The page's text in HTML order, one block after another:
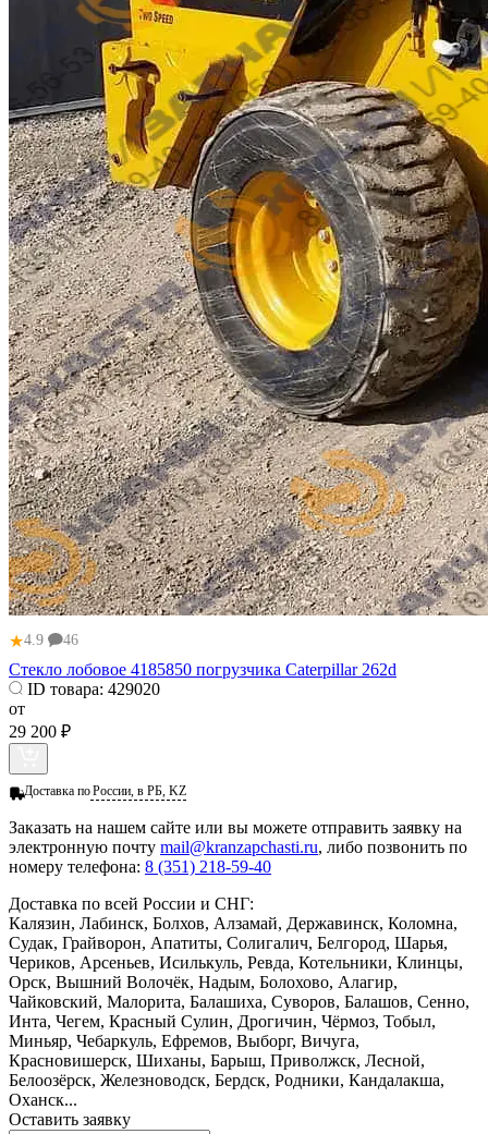
★4.9 46
Стекло лобовое 4185850 погрузчика Caterpillar 262d
ID товара: 429020
от
29 200 ₽
Доставка поРоссии, в РБ, KZ
Заказать на нашем сайте или вы можете отправить заявку на
электронную почту mail@kranzapchasti.ru, либо позвонить по
номеру телефона: 8 (351) 218-59-40
Доставка по всей России и СНГ:
Калязин, Лабинск, Болхов, Алзамай, Державинск, Коломна,
Судак, Грайворон, Апатиты, Солигалич, Белгород, Шарья,
Чериков, Арсеньев, Исилькуль, Ревда, Котельники, Клинцы,
Орск, Вышний Волочёк, Надым, Болохово, Алагир,
Чайковский, Малорита, Балашиха, Суворов, Балашов, Сенно,
Инта, Чегем, Красный Сулин, Дрогичин, Чёрмоз, Тобыл,
Миньяр, Чебаркуль, Ефремов, Выборг, Вичуга,
Красновишерск, Шиханы, Барыш, Приволжск, Лесной,
Белоозёрск, Железноводск, Бердск, Родники, Кандалакша,
Оханск...
Оставить заявку